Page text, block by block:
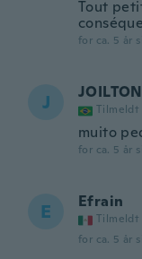
Tout
for ca. 5 år
J JOILTON
Tilmeldt
muito
for ca. 5 år
E Efrain
Tilmeldt
for ca. 5 år